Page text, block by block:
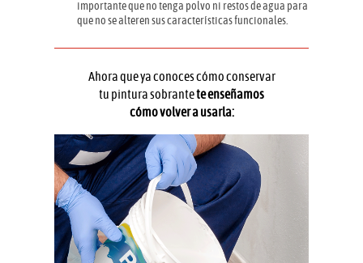
importante que no tenga polvo ni restos de agua para
que no se alteren sus características funcionales.
Ahora que ya conoces cómo conservar
tu pintura sobrantete enseñamos
cómo volver a usarla: